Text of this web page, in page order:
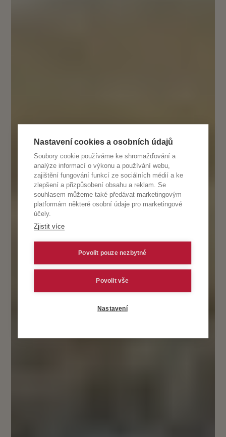
Nastavení cookies a osobních údajů
Soubory cookie používáme ke shromažďování a
analýze informací o výkonu a používání webu,
zajištění fungování funkcí ze sociálních médií a ke
zlepšení a přizpůsobení obsahu a reklam. Se
souhlasem můžeme také předávat marketingovým
platformám některé osobní údaje pro marketingové
účely.
Zjistit více
Povolit pouze nezbytné
Povolit vše
Nastavení